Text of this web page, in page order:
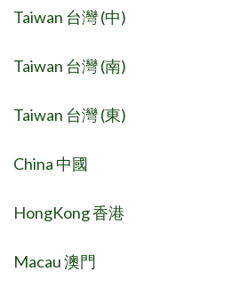
Taiwan 台灣 (中)
Taiwan 台灣 (南)
Taiwan 台灣 (東)
China 中國
HongKong 香港
Macau 澳門